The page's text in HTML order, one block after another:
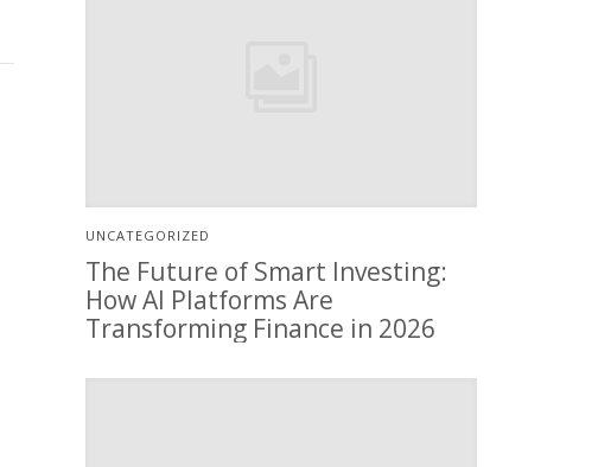
UNCATEGORIZED
The Future of Smart Investing:
How AI Platforms Are
Transforming Finance in 2026